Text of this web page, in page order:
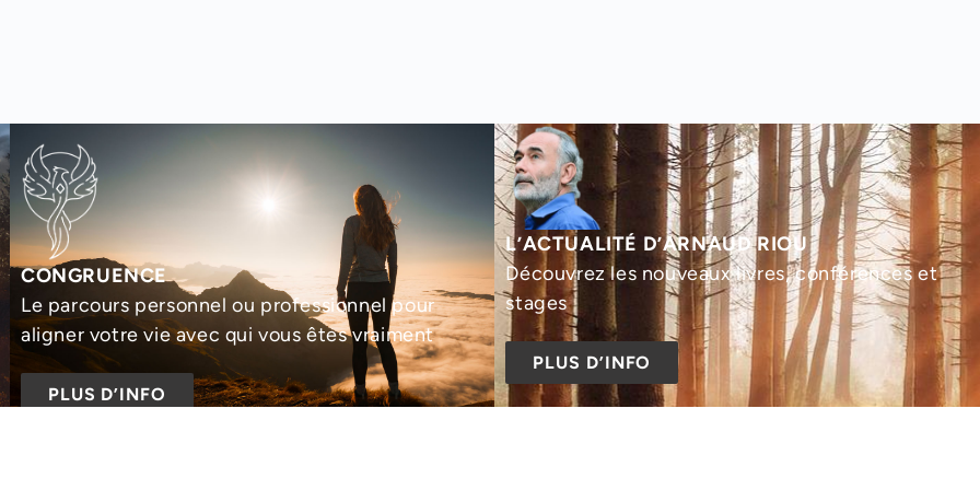
CONGRUENCE
Le parcours personnel ou professionnel pour
aligner votre vie avec qui vous êtes vraiment
PLUS D’INFO
L’ACTUALITÉ D’ARNAUD RIOU
Découvrez les nouveaux livres, conférences et
stages
PLUS D’INFO